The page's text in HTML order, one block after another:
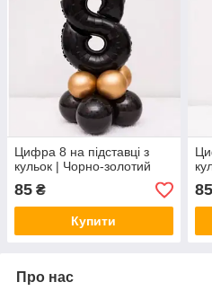
Цифра 8 на підставці з
кульок | Чорно-золотий
85 ₴
Купити
85
Про нас